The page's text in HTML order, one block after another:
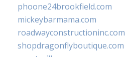
phoone24brookfield.com
mickeybarmama.com
roadwayconstructioninc.com
shopdragonflyboutique.com